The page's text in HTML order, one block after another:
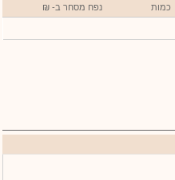
כמות נפח מסחר ב- ₪